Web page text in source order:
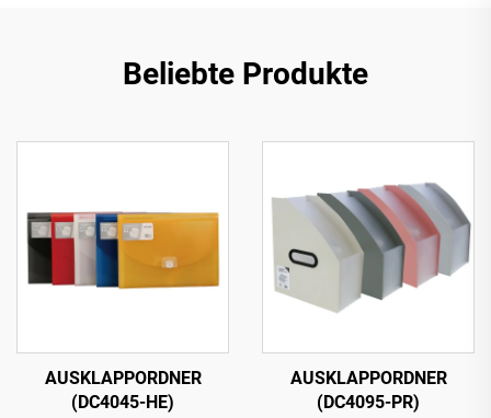
Beliebte Produkte
AUSKLAPPORDNER
(DC4045-HE)
AUSKLAPPORDNER
(DC4095-PR)